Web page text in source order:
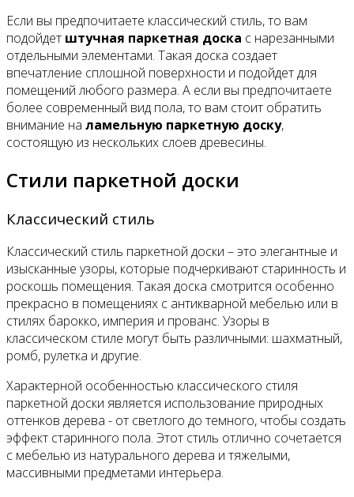
Если вы предпочитаете классический стиль, то вам
подойдет штучная паркетная доска с нарезанными
отдельными элементами. Такая доска создает
впечатление сплошной поверхности и подойдет для
помещений любого размера. А если вы предпочитаете
более современный вид пола, то вам стоит обратить
внимание на ламельную паркетную доску,
состоящую из нескольких слоев древесины.
Стили паркетной доски
Классический стиль
Классический стиль паркетной доски – это элегантные и
изысканные узоры, которые подчеркивают старинность и
роскошь помещения. Такая доска смотрится особенно
прекрасно в помещениях с антикварной мебелью или в
стилях барокко, империя и прованс. Узоры в
классическом стиле могут быть различными: шахматный,
ромб, рулетка и другие.
Характерной особенностью классического стиля
паркетной доски является использование природных
оттенков дерева - от светлого до темного, чтобы создать
эффект старинного пола. Этот стиль отлично сочетается
с мебелью из натурального дерева и тяжелыми,
массивными предметами интерьера.